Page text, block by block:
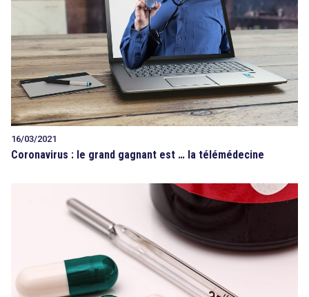
16/03/2021
Coronavirus : le grand gagnant est … la télémédecine